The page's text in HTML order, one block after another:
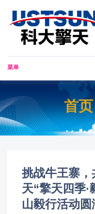
菜单
首页
挑战牛王寨
天“擎天四季
山毅行活动圆